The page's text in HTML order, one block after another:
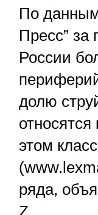
По данным
Пресс” за
России
долю
этом
ряда,
Z.